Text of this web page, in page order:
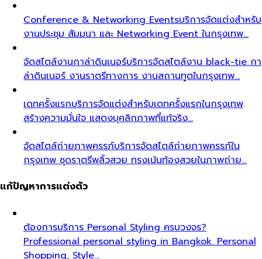
Conference & Networking Eventsบริการจัดแต่งสำหรับ
งานประชุม สัมมนา และ Networking Event ในกรุงเทพ…
จัดสไตล์งานกาล่าดินเนอร์บริการจัดสไตล์งาน black-tie กา
ล่าดินเนอร์ งานราตรีทางการ งานสถานทูตในกรุงเทพ…
เดทครั้งแรกบริการจัดแต่งสำหรับเดทครั้งแรกในกรุงเทพ
สร้างความมั่นใจ แสดงบุคลิกภาพที่แท้จริง…
จัดสไตล์ถ่ายภาพครรภ์บริการจัดสไตล์ถ่ายภาพครรภ์ใน
กรุงเทพ ชุดราตรีพลิ้วสวย ทรงเน้นท้องสวยในภาพถ่าย…
แก้ปัญหาการแต่งตัว
ต้องการบริการ Personal Styling ครบวงจร?
Professional personal styling in Bangkok. Personal
Shopping, Style…